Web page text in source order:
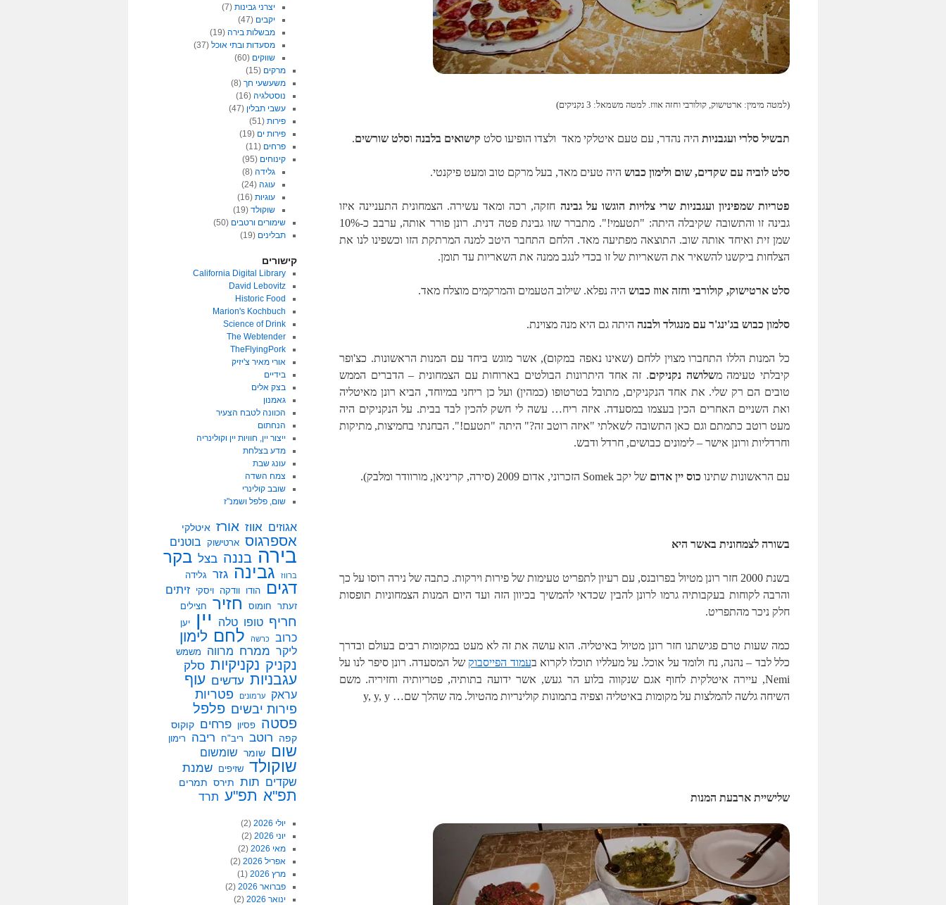
(למטה מימין: ארטישוק, קולורבי וחזה אווז. למטה משמאל: 3 נקניקים)
תבשיל סלרי ועגבניות היה נהדר, עם טעם איטלקי מאד ולצדו הופיעו סלט קישואים בלבנה וסלט שורשים.
סלט לוביה עם שקדים, שום ולימון כבוש היה טעים מאד, בעל מרקם טוב ומעט פיקנטי.
פטריות שמפיניון ועגבניות שרי צלויות הוגשו על גבינה חזקה, רכה ומאד עשירה. הצמחונית התעניינה איזו
גבינה זו והתשובה שקיבלה היתה: "תטעמי!". מתברר שזו גבינת פטה דנית. רונן פורר אותה, ערבב כ-10%
שמן זית ואיחד אותה שוב. התוצאה מפתיעה מאד. הלחם התחבר היטב למנה המרתקת הזו וכשפינו לנו את
הצלחות ביקשנו להשאיר את השאריות של זו בכדי לנגב ממנה את השאריות עד תומן.
סלט ארטישוק, קולורבי וחזה אווז כבוש היה נפלא. שילוב הטעמים והמרקמים מוצלח מאד.
סלמון כבוש בג'ינג'ר עם מנגולד ולבנה היתה גם היא מנה מצוינת.
כל המנות הללו התחברו מצוין ללחם (שאינו נאפה במקום), אשר מוגש ביחד עם המנות הראשונות. כצ'ופר
קיבלתי טעימה משלושה נקניקים. זה אחד היתרונות הבולטים בארוחות עם הצמחונית – הדברים הממש
טובים הם רק שלי. את אחד הנקניקים, מתובל בטרטופו (כמהין) ועל כן ריחני במיוחד, הביא רונן מאיטליה
ואת השניים האחרים הכין בעצמו במסעדה. איזה ריח… עשה לי חשק להכין לבד בבית. על הנקניקים היה
מעט רוטב כתמתם וגם כאן התשובה לשאלתי "איזה רוטב זה?" היתה "תטעם!". הבחנתי בחמיצות, מתיקות
וחרדליות ורונן אישר – לימונים כבושים, חרדל ודבש.
עם הראשונות שתינו כוס יין אדום של יקב Somek הזכרוני, אדום 2009 (סירה, קריניאן, מורוודר ומלבק).
בשורה לצמחונית באשר היא
בשנת 2000 חזר רונן מטיול בפרובנס, עם רעיון לתפריט טעימות של פירות וירקות. כתבה של נירה רוסו על כך
והרבה לקוחות בעקבותיה גרמו לרונן להבין שכדאי להמשיך בכיוון הזה ועד היום המנות הצמחוניות תופסות
חלק ניכר מהתפריט.
כמה שעות טרם פגישתנו חזר רונן מטיול באיטליה. הוא עושה את זה לא מעט במקומות רבים בעולם ובדרך
כלל לבד – נהנה, נח ולומד על אוכל. על מעלליו תוכלו לקרוא בעמוד הפייסבוק של המסעדה. רונן סיפר לנו על
Nemi, עיירה איטלקית לחוף אגם שנקווה בלוע הר געש, אשר ידועה בתותיה, פטריותיה וחזיריה. משם
השיחה גלשה להמלצות על מקומות באיטליה וצפיה בתמונות קולינריות מהטיול. מה שהלך שם… y, y, y
שלישיית ארבעת המנות
יצרני גבינות (7)
יקבים (47)
מבשלות בירה (19)
מסעדות ובתי אוכל (37)
שווקים (60)
מרקים (15)
משעשעי חך(8)
נוסטלגיה(16)
עשבי תבלין (47)
פירות(51)
פירות ים (19)
פרחים (11)
קינוחים (95)
גלידה (8)
עוגה (24)
עוגיות (16)
שוקולד (19)
שימורים ורטבים (50)
תבלינים (19)
קישורים
California Digital Library
David Lebovitz
Historic Food
Marion's Kochbuch
Science of Drink
The Webtender
TheFlyingPork
אורי מאיר צ'יזיק
בידיים
בצק אלים
גאמנון
הכוונה לטבח הצעיר
הנחתום
ייצור יין, חוויות יין וקולינריה
מדע בצלחת
עונג שבת
צמח השדה
שובב קולינרי
שום, פלפל ושמנ"ז
אגוזים אווז אורז איטלקי
אספרגוס ארטישוק בוטנים
בירה בננה בצל בקר
ברווז גבינה גזר גלידה
דגים הודו וודקה ויסקי זיתים
זעתר חומוס חזיר חצילים
חריף טופו טלה יין יען
כרוב כרשה לחם לימון
ליקר ממרח מרווה משמש
נקניק נקניקיות סלק
עגבניות עדשים עוף
עראק ערמונים
פטריות
פירות יבשים פלפל
פסטה פסיון פרחים קוקוס
קפה
רוטב ריב"ח ריבה רימון
שום שומר שומשום
שוקולד שזיפים שמנת
שקדים תות תירס תמרים
תפ"א תפ"ע תרד
יולי 2026
(2)
יוני 2026
(2)
מאי 2026
(2)
אפריל 2026
(2)
מרץ 2026
(1)
פברואר 2026
(2)
ינואר 2026
(2)